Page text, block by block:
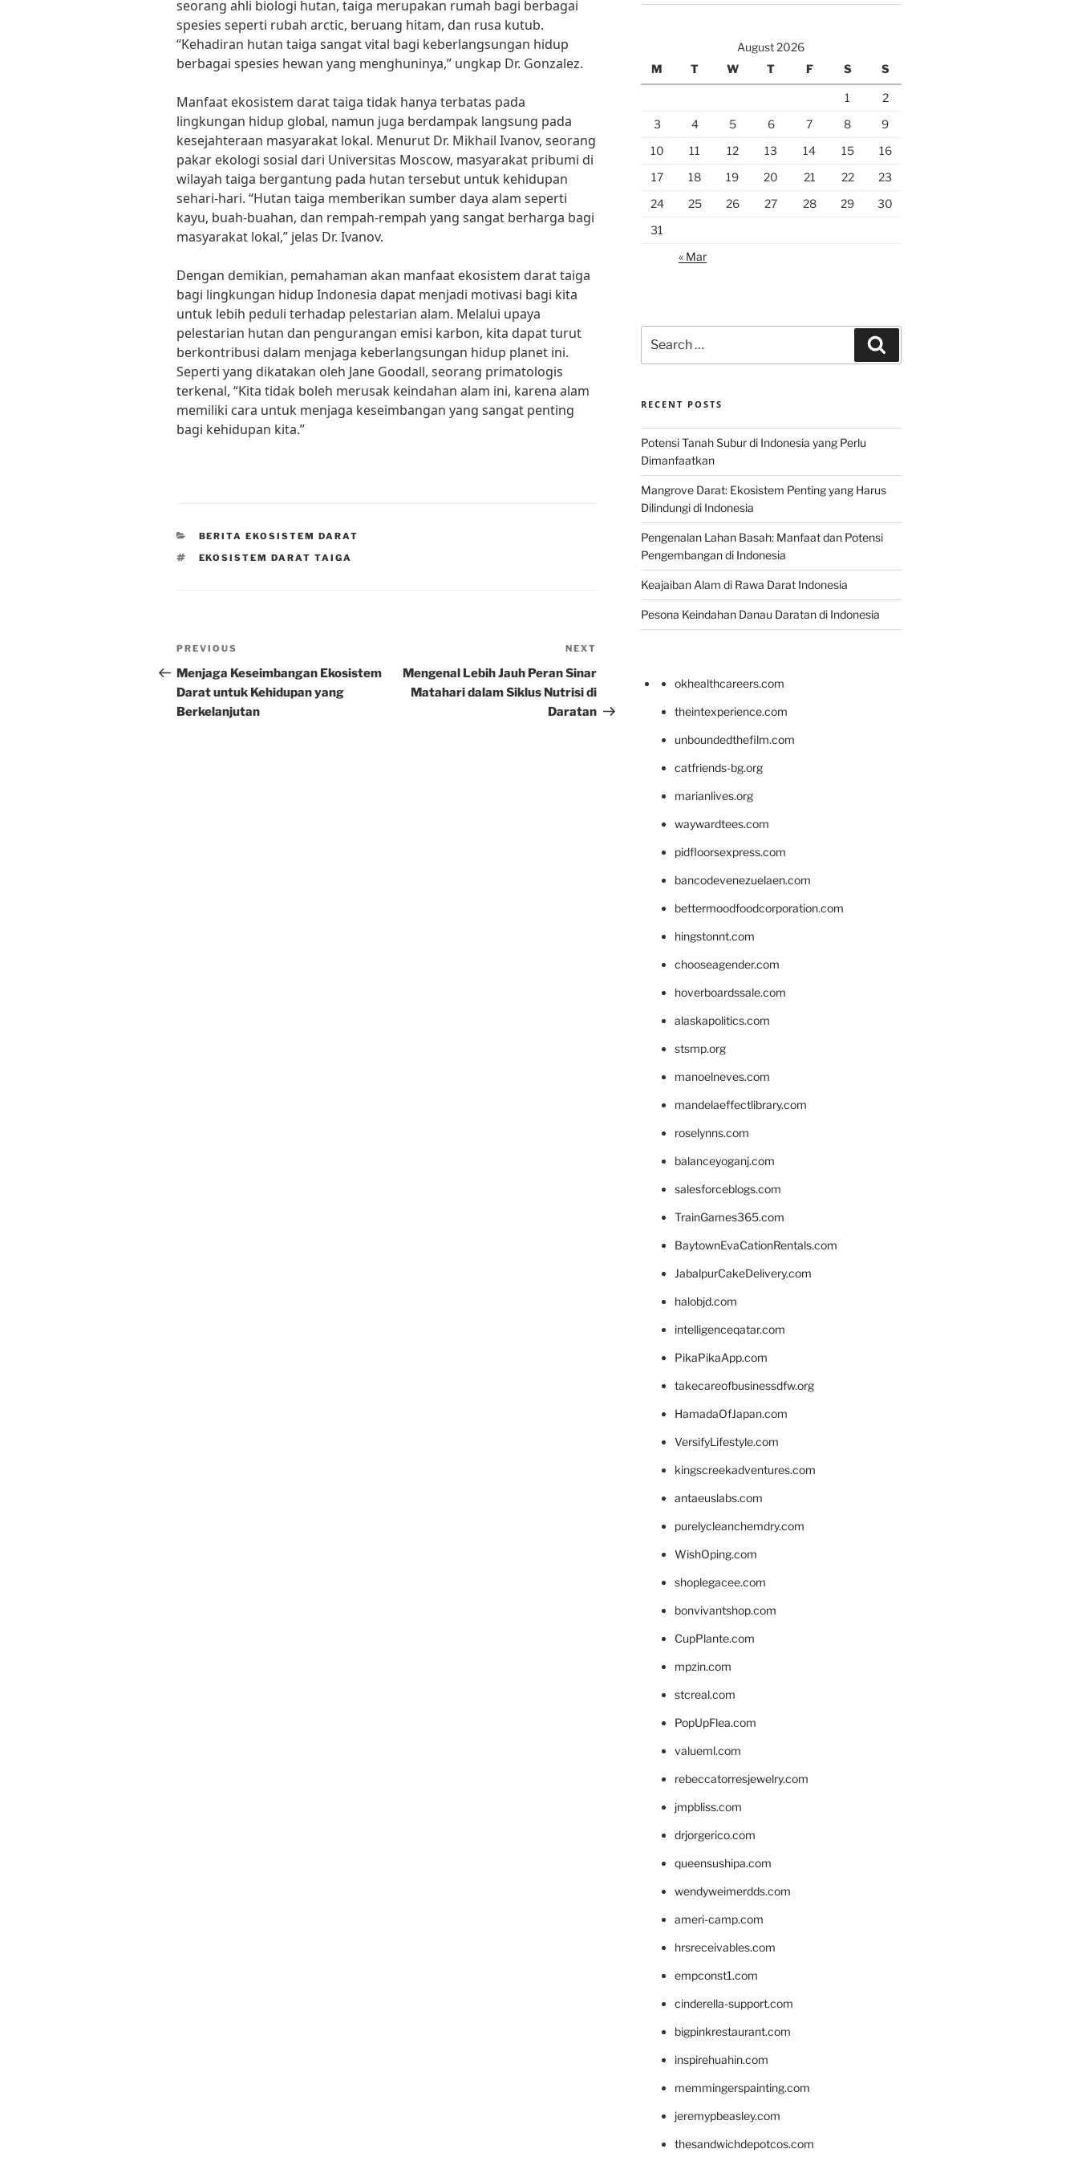
seorang ahli biologi hutan, taiga merupakan rumah bagi berbagai
spesies seperti rubah arctic, beruang hitam, dan rusa kutub.
“Kehadiran hutan taiga sangat vital bagi keberlangsungan hidup
berbagai spesies hewan yang menghuninya,” ungkap Dr. Gonzalez.
Manfaat ekosistem darat taiga tidak hanya terbatas pada
lingkungan hidup global, namun juga berdampak langsung pada
kesejahteraan masyarakat lokal. Menurut Dr. Mikhail Ivanov, seorang
pakar ekologi sosial dari Universitas Moscow, masyarakat pribumi di
wilayah taiga bergantung pada hutan tersebut untuk kehidupan
sehari-hari. “Hutan taiga memberikan sumber daya alam seperti
kayu, buah-buahan, dan rempah-rempah yang sangat berharga bagi
masyarakat lokal,” jelas Dr. Ivanov.
Dengan demikian, pemahaman akan manfaat ekosistem darat taiga
bagi lingkungan hidup Indonesia dapat menjadi motivasi bagi kita
untuk lebih peduli terhadap pelestarian alam. Melalui upaya
pelestarian hutan dan pengurangan emisi karbon, kita dapat turut
berkontribusi dalam menjaga keberlangsungan hidup planet ini.
Seperti yang dikatakan oleh Jane Goodall, seorang primatologis
terkenal, “Kita tidak boleh merusak keindahan alam ini, karena alam
memiliki cara untuk menjaga keseimbangan yang sangat penting
bagi kehidupan kita.”
CATEGORIES
BERITA EKOSISTEM DARAT
TAGS
EKOSISTEM DARAT TAIGA
Post
navigation
Previous
Post
PREVIOUS
Menjaga Keseimbangan Ekosistem
Darat untuk Kehidupan yang
Berkelanjutan
Post
NEXT
Mengenal Lebih Jauh Peran Sinar
Matahari dalam Siklus Nutrisi di
Daratan
August 2026
M
T W T F S S
1
2
3
4 5 6 7 8
9
10
11 12 13 14 15
16
17
18 19 20 21 22
23
24
25 26 27 28 29
30
31
« Mar
for:
RECENT POSTS
Potensi Tanah Subur di Indonesia yang Perlu
Dimanfaatkan
Mangrove Darat: Ekosistem Penting yang Harus
Dilindungi di Indonesia
Pengenalan Lahan Basah: Manfaat dan Potensi
Pengembangan di Indonesia
Keajaiban Alam di Rawa Darat Indonesia
Pesona Keindahan Danau Daratan di Indonesia
okhealthcareers.com
theintexperience.com
unboundedthefilm.com
catfriends-bg.org
marianlives.org
waywardtees.com
pidfloorsexpress.com
bancodevenezuelaen.com
bettermoodfoodcorporation.com
hingstonnt.com
chooseagender.com
hoverboardssale.com
alaskapolitics.com
stsmp.org
manoelneves.com
mandelaeffectlibrary.com
roselynns.com
balanceyoganj.com
salesforceblogs.com
TrainGames365.com
BaytownEvaCationRentals.com
JabalpurCakeDelivery.com
halobjd.com
intelligenceqatar.com
PikaPikaApp.com
takecareofbusinessdfw.org
HamadaOfJapan.com
VersifyLifestyle.com
kingscreekadventures.com
antaeuslabs.com
purelycleanchemdry.com
WishOping.com
shoplegacee.com
bonvivantshop.com
CupPlante.com
mpzin.com
stcreal.com
PopUpFlea.com
valueml.com
rebeccatorresjewelry.com
jmpbliss.com
drjorgerico.com
queensushipa.com
wendyweimerdds.com
ameri-camp.com
hrsreceivables.com
empconst1.com
cinderella-support.com
bigpinkrestaurant.com
inspirehuahin.com
memmingerspainting.com
jeremypbeasley.com
thesandwichdepotcos.com